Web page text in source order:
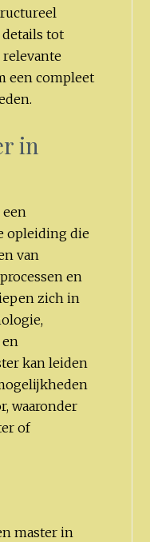
details tot
relevante
een compleet
in
opleiding die
van
en
zich in
kan leiden
waaronder
of
master in